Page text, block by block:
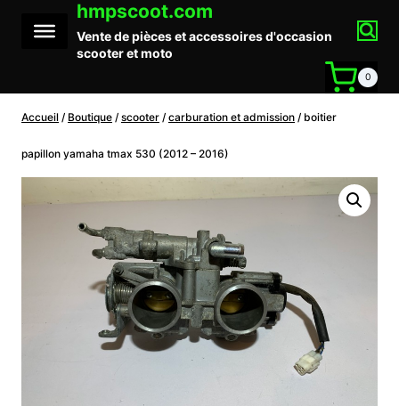
contenu
hmpscoot.com
Vente de pièces et accessoires d'occasion
scooter et moto
0
Accueil / Boutique / scooter / carburation et admission / boitier
papillon yamaha tmax 530 (2012 – 2016)